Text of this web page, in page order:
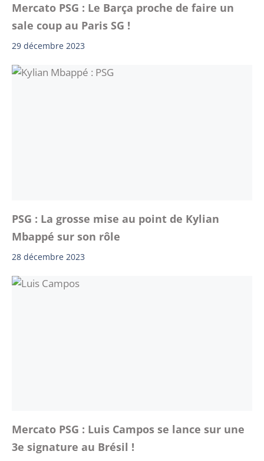
Mercato PSG : Le Barça proche de faire un
sale coup au Paris SG !
29 décembre 2023
PSG : La grosse mise au point de Kylian
Mbappé sur son rôle
28 décembre 2023
Mercato PSG : Luis Campos se lance sur une
3e signature au Brésil !